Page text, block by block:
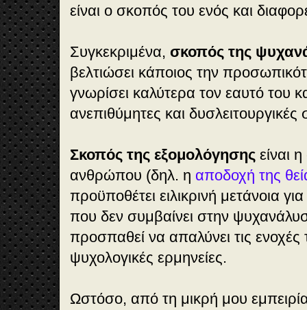
είναι ο σκοπός του ενός και
Συγκεκριμένα, σκοπός της
βελτιώσει κάποιος την
γνωρίσει καλύτερα τον εαυτό του
ανεπιθύμητες και
Σκοπός της εξομολόγησης είναι
ανθρώπου (δηλ. η αποδοχή της
προϋποθέτει ειλικρινή μετάνοια
που δεν συμβαίνει στην
προσπαθεί να απαλύνει τις
ψυχολογικές ερμηνείες.
Ωστόσο, από τη μικρή μου